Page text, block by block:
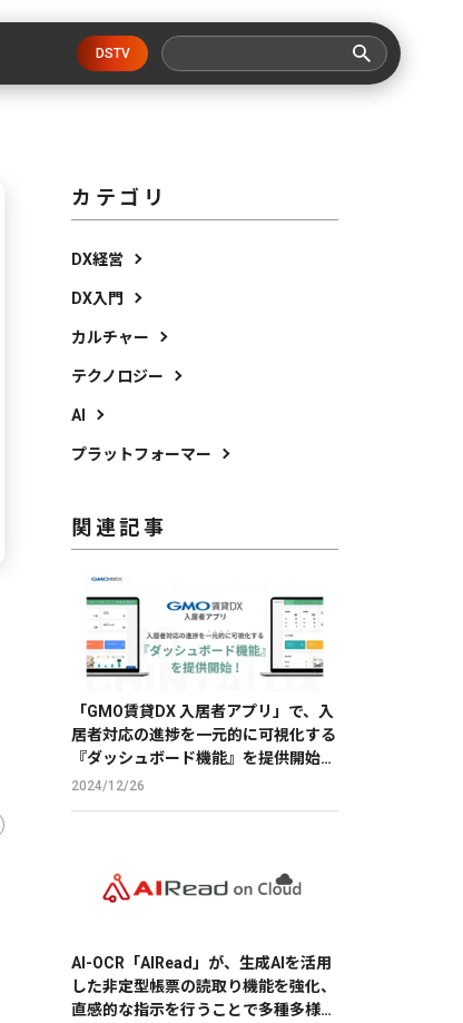
DSTV
カテゴリ
DX経営
DX入門
カルチャー
テクノロジー
AI
プラットフォーマー
関連記事
「GMO賃貸DX 入居者アプリ」で、入
居者対応の進捗を一元的に可視化する
『ダッシュボード機能』を提供開始
【GMO ReTech】
2024/12/26
AI-OCR「AIRead」が、生成AIを活用
した非定型帳票の読取り機能を強化、
直感的な指示を行うことで多種多様な